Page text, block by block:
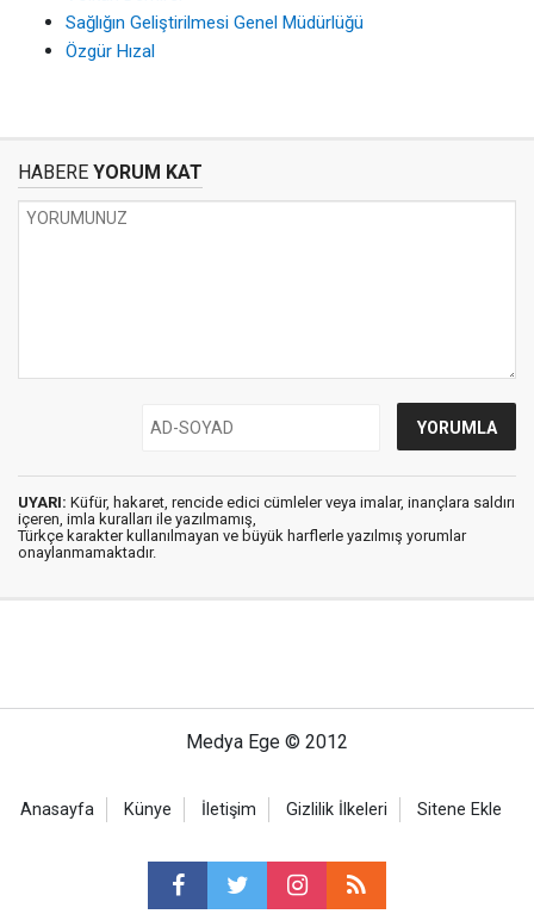
Sağlığın Geliştirilmesi Genel Müdürlüğü
Özgür Hızal
HABERE YORUM KAT
UYARI: Küfür, hakaret, rencide edici cümleler veya imalar, inançlara saldırı
içeren, imla kuralları ile yazılmamış,
Türkçe karakter kullanılmayan ve büyük harflerle yazılmış yorumlar
onaylanmamaktadır.
Medya Ege © 2012
Anasayfa Künye İletişim Gizlilik İlkeleri Sitene Ekle